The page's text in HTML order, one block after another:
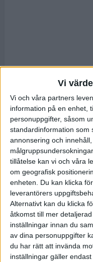
Vi
Vi och våra partners
information på en enhet,
personuppgifter, såsom
standardinformation som
annonsering och
tillåtelse kan vi och våra
om geografisk
enheten. Du kan klicka
leverantörers
Alternativt kan du klicka
åtkomst till mer
inställningar innan du
av dina personuppgifter
du har rätt att invända
inställningar gäller